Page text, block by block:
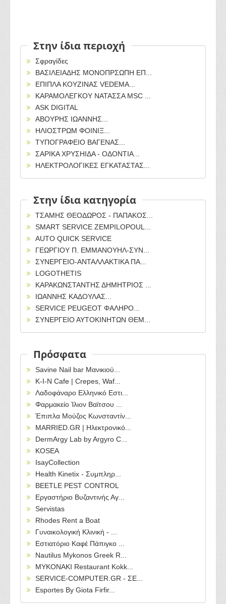
Στην ίδια περιοχή
Σφραγίδες
ΒΑΣΙΛΕΙΑΔΗΣ ΜΟΝΟΠΡΣΩΠΗ ΕΠ...
ΕΠΙΠΛΑ ΚΟΥΖΙΝΑΣ VEDEMA...
ΚΑΡΑΜΟΛΕΓΚΟΥ ΝΑΤΑΣΣΑ MSC ...
ASK DIGITAL
ΑΒΟΥΡΗΣ ΙΩΑΝΝΗΣ...
ΗΛΙΟΣΤΡΩΜ ΦΟΙΝΙΞ...
ΤΥΠΟΓΡΑΦΕΙΟ ΒΑΓΕΝΑΣ...
ΣΑΡΙΚΑ ΧΡΥΣΗΙΔΑ - ΟΔΟΝΤΙΑ...
ΗΛΕΚΤΡΟΛΟΓΙΚΕΣ ΕΓΚΑΤΑΣΤΑΣ...
Στην ίδια κατηγορία
ΤΣΑΜΗΣ ΘΕΟΔΩΡΟΣ - ΠΑΠΑΚΟΣ...
SMART SERVICE ZEMPILOPOUL...
AUTO QUICK SERVICE
ΓΕΩΡΓΙΟΥ Π. ΕΜΜΑΝΟΥΗΛ-ΣΥΝ...
ΣΥΝΕΡΓΕΙΟ-ΑΝΤΑΛΛΑΚΤΙΚΑ ΠΑ...
LOGOTHETIS
ΚΑΡΑΚΩΝΣΤΑΝΤΗΣ ΔΗΜΗΤΡΙΟΣ ...
ΙΩΑΝΝΗΣ ΚΑΔΟΥΛΑΣ...
SERVICE PEUGEOT ΦΑΛΗΡΟ...
ΣΥΝΕΡΓΕΙΟ ΑΥΤΟΚΙΝΗΤΩΝ ΘΕΜ...
Πρόσφατα
Savine Nail bar Μανικιού...
Κ-Ι-Ν Cafe | Crepes, Waf...
Λαδοφάναρο Ελληνικό Εστι...
Φαρμακείο Ίλιον Βαϊτσου ...
Έπιπλα Μούζος Κωνσταντίν...
MARRIED.GR | Ηλεκτρονικό...
DermArgy Lab by Argyro C...
KOSEA
IsayCollection
Health Kinetix - Συμπληρ...
BEETLE PEST CONTROL
Εργαστήριο Βυζαντινής Αγ...
Servistas
Rhodes Rent a Boat
Γυναικολογική Κλινική - ...
Εστιατόριο Καφέ Πάπιγκο ...
Nautilus Mykonos Greek R...
MYKONAKI Restaurant Kokk...
SERVICE-COMPUTER.GR - ΣΕ...
Esportes By Giota Firfir...